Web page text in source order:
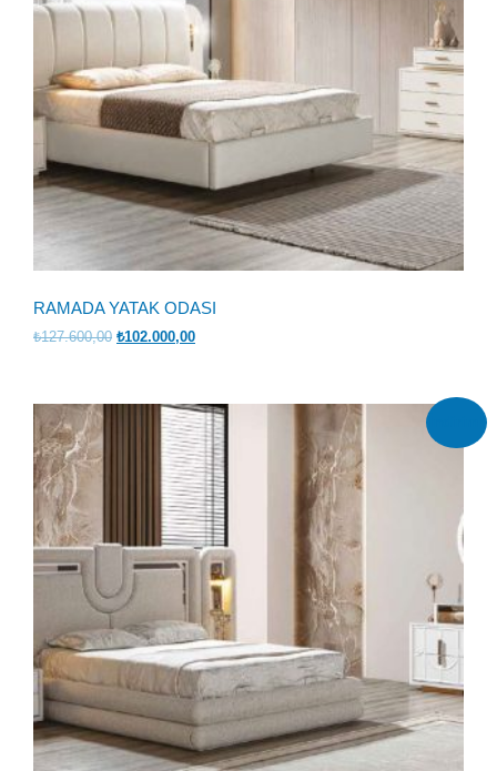
RAMADA YATAK ODASI
₺127.600,00 Orijinal
₺102.000,00Şu